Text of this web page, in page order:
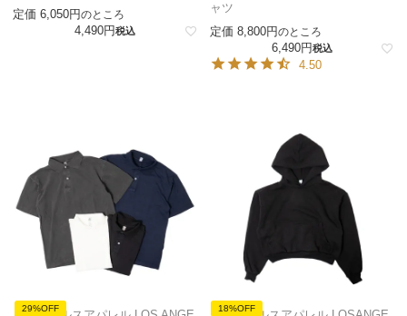
定価 6,050 のところ
4,490 税込
ャツ
定価 8,800 のところ
6,490 税込
4.50
29%OFF 18%OFF